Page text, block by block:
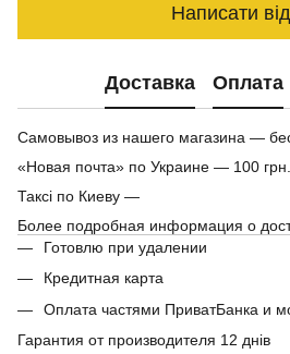
Написати
Доставка Оплата
Самовывоз из нашего магазина —
«Новая почта» по Украине — 100 грн.
Таксі по Киеву —
Более подробная информация о
Готовлю при удалении
Кредитная карта
Оплата частями ПриватБанка и
Гарантия от производителя 12 днів